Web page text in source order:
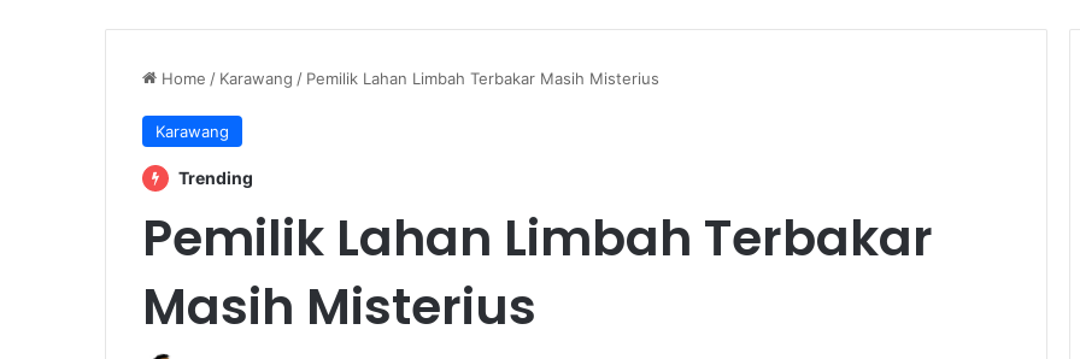
Home / Karawang / Pemilik Lahan Limbah Terbakar Masih Misterius
Karawang
Trending
Pemilik Lahan Limbah Terbakar
Masih Misterius